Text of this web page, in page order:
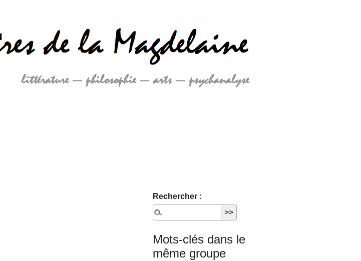
Rechercher :
Mots-clés dans le
même groupe